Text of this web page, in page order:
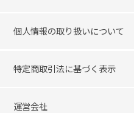
個人情報の取り扱いについて
特定商取引法に基づく表示
運営会社